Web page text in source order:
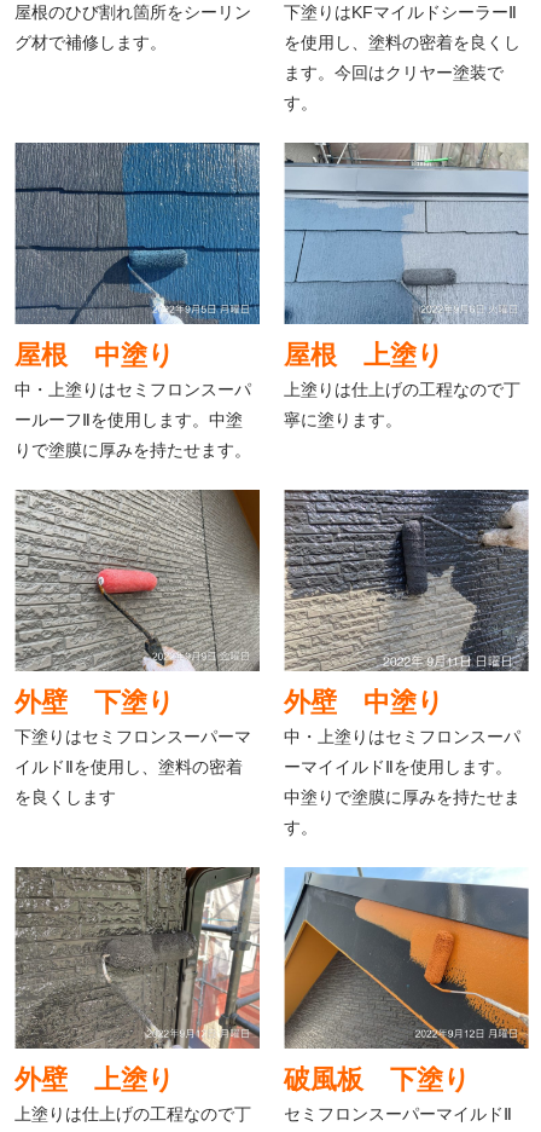
屋根のひび割れ箇所をシーリン
グ材で補修します。
下塗りはKFマイルドシーラーⅡ
を使用し、塗料の密着を良くし
ます。今回はクリヤー塗装で
す。
屋根 中塗り
中・上塗りはセミフロンスーパ
ールーフⅡを使用します。中塗
りで塗膜に厚みを持たせます。
屋根 上塗り
上塗りは仕上げの工程なので丁
寧に塗ります。
外壁 下塗り
下塗りはセミフロンスーパーマ
イルドⅡを使用し、塗料の密着
を良くします
外壁 中塗り
中・上塗りはセミフロンスーパ
ーマイイルドⅡを使用します。
中塗りで塗膜に厚みを持たせま
す。
外壁 上塗り
上塗りは仕上げの工程なので丁
破風板 下塗り
セミフロンスーパーマイルドⅡ